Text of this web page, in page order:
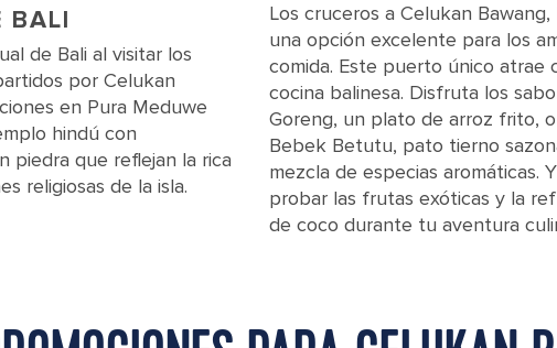
BALI
de Bali al visitar los
por Celukan
en Pura Meduwe
hindú con
piedra que reflejan la rica
religiosas de la isla.
Los cruceros a Celukan Bawang,
una opción excelente para los
comida. Este puerto único atrae
cocina balinesa. Disfruta los
Goreng, un plato de arroz frito,
Bebek Betutu, pato tierno
mezcla de especias aromáticas.
probar las frutas exóticas y la
de coco durante tu aventura